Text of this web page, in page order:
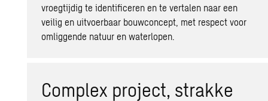
vroegtijdig te identificeren en te vertalen naar een
veilig en uitvoerbaar bouwconcept, met respect voor
omliggende natuur en waterlopen.
Complex project, strakke